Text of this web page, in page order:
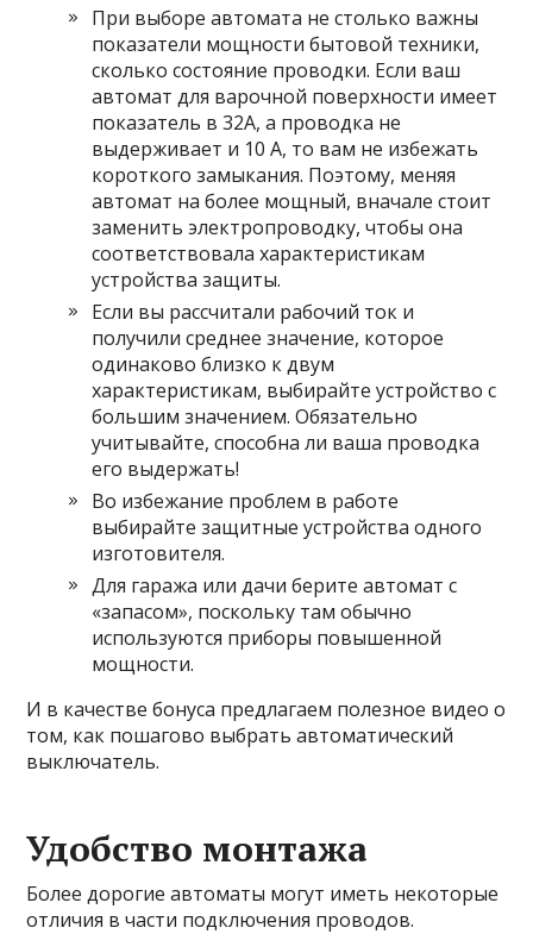
При выборе автомата не столько важны
показатели мощности бытовой техники,
сколько состояние проводки. Если ваш
автомат для варочной поверхности имеет
показатель в 32А, а проводка не
выдерживает и 10 А, то вам не избежать
короткого замыкания. Поэтому, меняя
автомат на более мощный, вначале стоит
заменить электропроводку, чтобы она
соответствовала характеристикам
устройства защиты.
Если вы рассчитали рабочий ток и
получили среднее значение, которое
одинаково близко к двум
характеристикам, выбирайте устройство с
большим значением. Обязательно
учитывайте, способна ли ваша проводка
его выдержать!
Во избежание проблем в работе
выбирайте защитные устройства одного
изготовителя.
Для гаража или дачи берите автомат с
«запасом», поскольку там обычно
используются приборы повышенной
мощности.
И в качестве бонуса предлагаем полезное видео о
том, как пошагово выбрать автоматический
выключатель.
Удобство монтажа
Более дорогие автоматы могут иметь некоторые
отличия в части подключения проводов.